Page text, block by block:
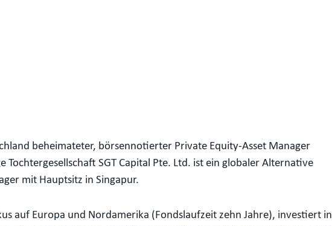
beheimateter, börsennotierter Private Equity-Asset Manager
SGT Capital Pte. Ltd. ist ein globaler Alternative
mit Hauptsitz in Singapur.
auf Europa und Nordamerika (Fondslaufzeit zehn Jahre), investiert in